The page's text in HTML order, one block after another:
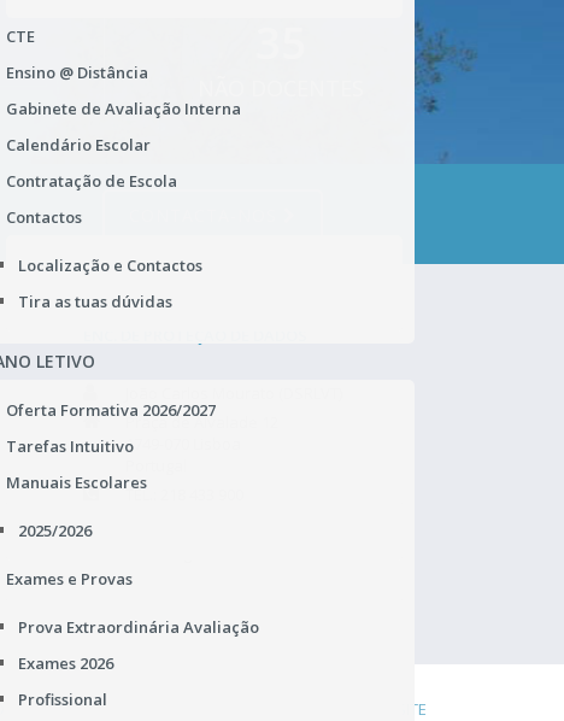
CTE
Ensino @ Distância
Gabinete de Avaliação Interna
Calendário Escolar
Contratação de Escola
Contactos
Localização e Contactos
Tira as tuas dúvidas
LETIVO
Oferta Formativa 2026/2027
Tarefas Intuitivo
Manuais Escolares
2025/2026
Exames e Provas
Prova Extraordinária Avaliação
Exames 2026
Profissional
Praça de Alvalade 12
1749-070 Lisboa
TEL.: 218 433 900
DENÚNCIA MAPA DO SITE